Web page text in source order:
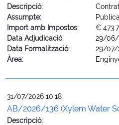
Descripció:
Assumpte:
Import amb Impostos:
€
Data Adjudicació:
29/06/
Data Formalització:
29/07/
Àrea:
31/07/2026 10:18
AB/2026/136 (Xylem Water
Descripció: